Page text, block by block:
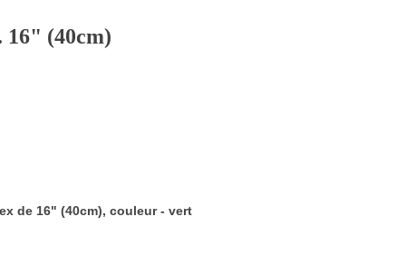
16" (40cm)
de 16" (40cm), couleur - vert